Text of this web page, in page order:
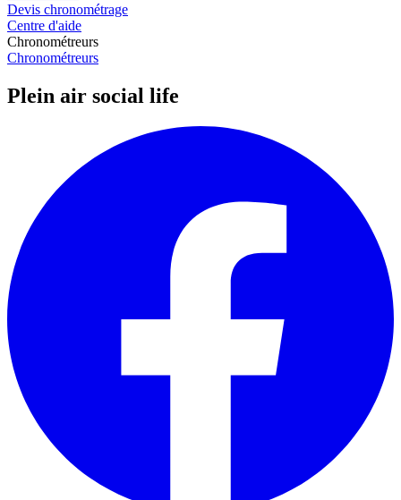
Devis chronométrage
Centre d'aide
Chronométreurs
Chronométreurs
Plein air social life